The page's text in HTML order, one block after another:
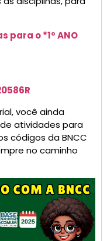
para o *1º ANO
você ainda
atividades para
códigos da BNCC
no caminho